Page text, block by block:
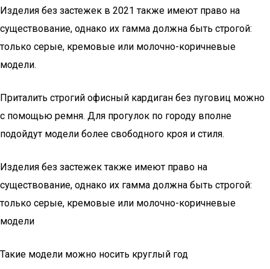
Изделия без застежек в 2021 также имеют право на
существование, однако их гамма должна быть строгой:
только серые, кремовые или молочно-коричневые
модели.
Приталить строгий офисный кардиган без пуговиц можно
с помощью ремня. Для прогулок по городу вполне
подойдут модели более свободного кроя и стиля.
Изделия без застежек также имеют право на
существование, однако их гамма должна быть строгой:
только серые, кремовые или молочно-коричневые
модели
Такие модели можно носить круглый год